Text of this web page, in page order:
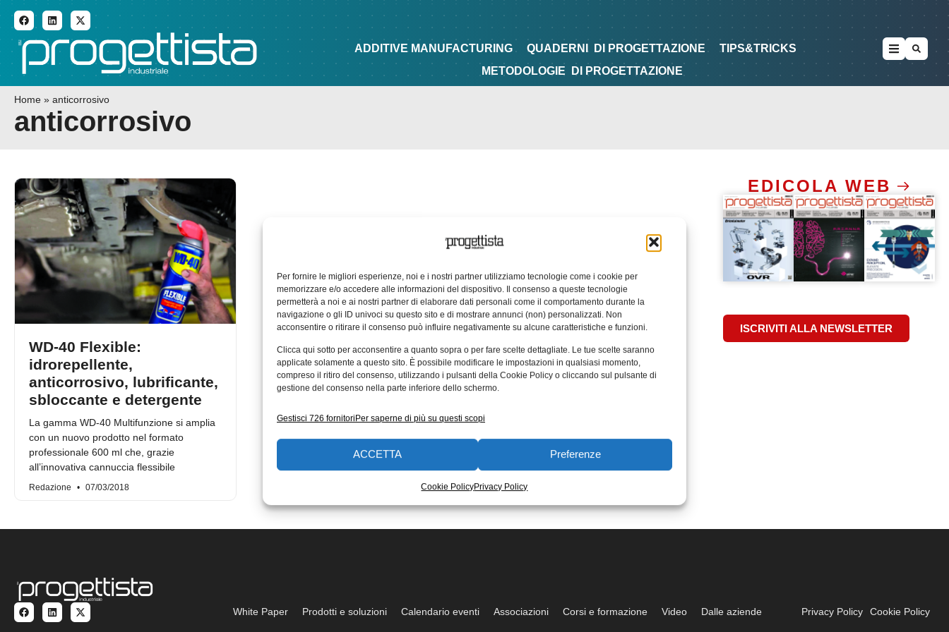
Per fornire le migliori esperienze, noi e i nostri partner utilizziamo tecnologie come i cookie per
memorizzare e/o accedere alle informazioni del dispositivo. Il consenso a queste tecnologie
permetterà a noi e ai nostri partner di elaborare dati personali come il comportamento durante la
navigazione o gli ID univoci su questo sito e di mostrare annunci (non) personalizzati. Non
acconsentire o ritirare il consenso può influire negativamente su alcune caratteristiche e funzioni.
Clicca qui sotto per acconsentire a quanto sopra o per fare scelte dettagliate. Le tue scelte saranno
applicate solamente a questo sito. È possibile modificare le impostazioni in qualsiasi momento,
compreso il ritiro del consenso, utilizzando i pulsanti della Cookie Policy o cliccando sul pulsante di
gestione del consenso nella parte inferiore dello schermo.
Gestisci 726 fornitoriPer saperne di più su questi scopi
ACCETTA Preferenze
Cookie PolicyPrivacy Policy
ADDITIVE MANUFACTURING QUADERNI DI PROGETTAZIONE TIPS&TRICKS METODOLOGIE DI PROGETTAZIONE
ADDITIVE MANUFACTURING QUADERNI DI PROGETTAZIONE
TIPS&TRICKS
METODOLOGIE
DI PROGETTAZIONE
Home » anticorrosivo
anticorrosivo
WD-40 Flexible:
idrorepellente,
anticorrosivo, lubrificante,
sbloccante e detergente
La gamma WD-40 Multifunzione si amplia
con un nuovo prodotto nel formato
professionale 600 ml che, grazie
all’innovativa cannuccia flessibile
Redazione 07/03/2018
EDICOLA WEB
ISCRIVITI ALLA NEWSLETTER
White Paper Prodotti e soluzioni Calendario eventi Associazioni Corsi e formazione Video Dalle aziende Privacy Policy Cookie Policy